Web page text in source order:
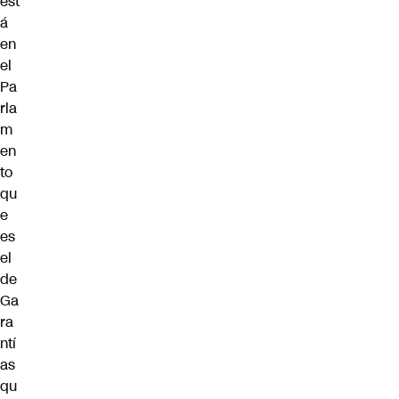
á
en
el
Pa
rla
m
en
to
qu
e
es
el
de
Ga
ra
ntí
as
qu